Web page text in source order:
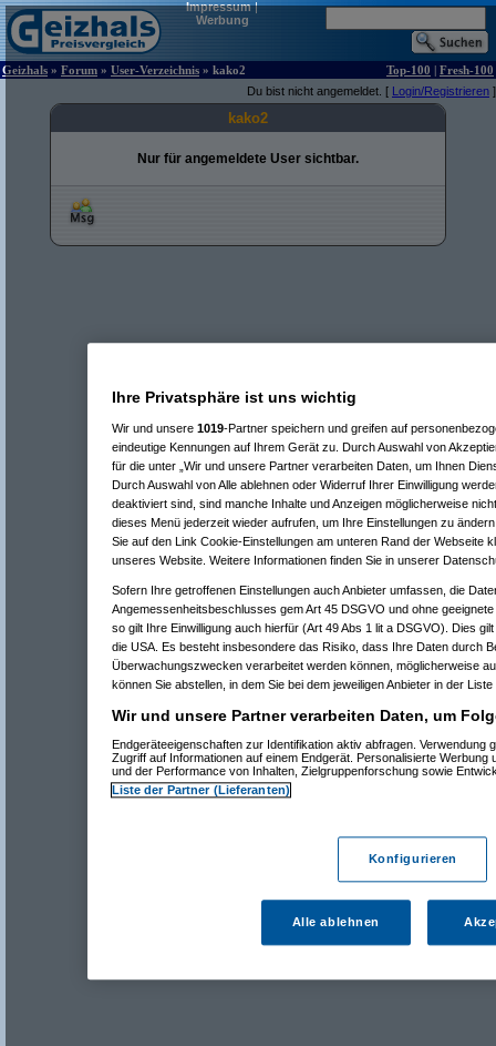
Impressum|
Werbung
Geizhals » Forum » User-Verzeichnis » kako2 Top-100 | Fresh-100
Du bist nicht angemeldet. [ Login/Registrieren ]
kako2
Nur für angemeldete User sichtbar.
Ihre Privatsphäre ist uns wichtig
Wir und unsere 1019-Partner speichern und greifen auf
eindeutige Kennungen auf Ihrem Gerät zu. Durch Auswahl von
für die unter „Wir und unsere Partner verarbeiten Daten, um Ihnen
Durch Auswahl von Alle ablehnen oder Widerruf Ihrer Einwilligung
deaktiviert sind, sind manche Inhalte und Anzeigen möglicherweise
dieses Menü jederzeit wieder aufrufen, um Ihre Einstellungen zu
Sie auf den Link Cookie-Einstellungen am unteren Rand der Webseite
unseres Website. Weitere Informationen finden Sie in unserer
Sofern Ihre getroffenen Einstellungen auch Anbieter umfassen, die
Angemessenheitsbeschlusses gem Art 45 DSGVO und ohne
so gilt Ihre Einwilligung auch hierfür (Art 49 Abs 1 lit a DSGVO). Dies
die USA. Es besteht insbesondere das Risiko, dass Ihre Daten durch
Überwachungszwecken verarbeitet werden können, möglicherweise
können Sie abstellen, in dem Sie bei dem jeweiligen Anbieter in der
Wir und unsere Partner verarbeiten Daten, um
Endgeräteeigenschaften zur Identifikation aktiv abfragen. Verwendung
Zugriff auf Informationen auf einem Endgerät. Personalisierte Werbung
und der Performance von Inhalten, Zielgruppenforschung sowie
Liste der Partner (Lieferanten)
Konfigurieren
Alle ablehnen